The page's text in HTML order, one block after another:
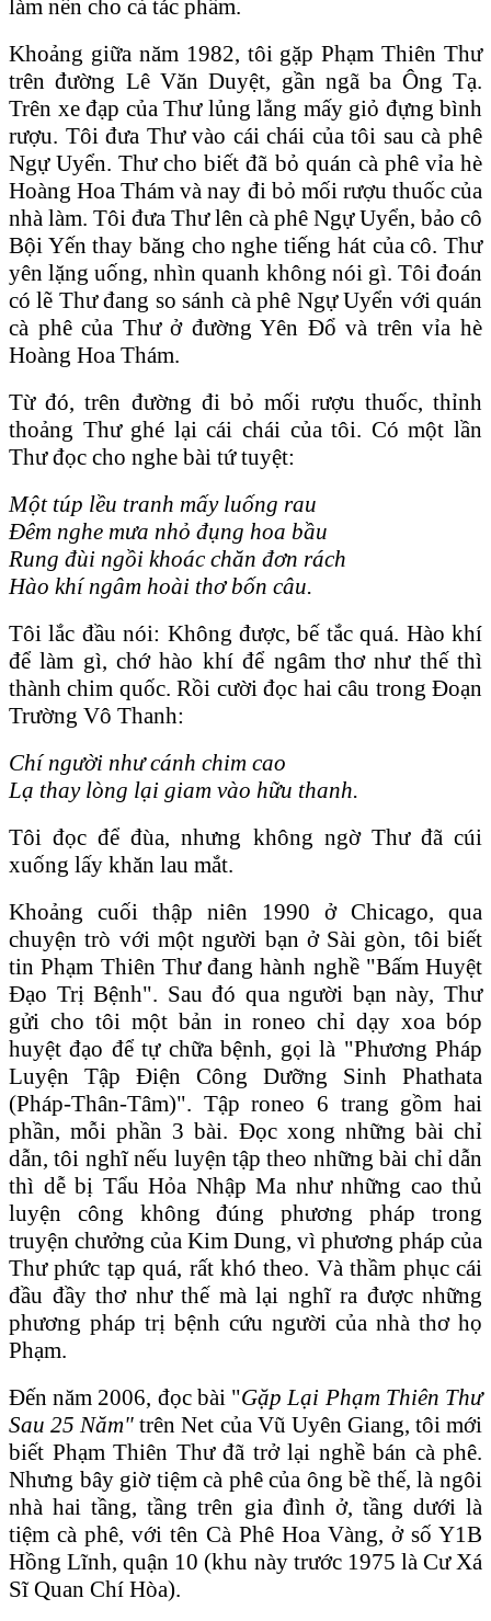
làm nền cho cả tác phẩm.
Khoảng giữa năm 1982, tôi gặp Phạm Thiên Thư
trên đường Lê Văn Duyệt, gần ngã ba Ông Tạ.
Trên xe đạp của Thư lủng lẳng mấy giỏ đựng bình
rượu. Tôi đưa Thư vào cái chái của tôi sau cà phê
Ngự Uyển. Thư cho biết đã bỏ quán cà phê vỉa hè
Hoàng Hoa Thám và nay đi bỏ mối rượu thuốc của
nhà làm. Tôi đưa Thư lên cà phê Ngự Uyển, bảo cô
Bội Yến thay băng cho nghe tiếng hát của cô. Thư
yên lặng uống, nhìn quanh không nói gì. Tôi đoán
có lẽ Thư đang so sánh cà phê Ngự Uyển với quán
cà phê của Thư ở đường Yên Đổ và trên vỉa hè
Hoàng Hoa Thám.
Từ đó, trên đường đi bỏ mối rượu thuốc, thỉnh
thoảng Thư ghé lại cái chái của tôi. Có một lần
Thư đọc cho nghe bài tứ tuyệt:
Một túp lều tranh mấy luống rau
Đêm nghe mưa nhỏ đụng hoa bầu
Rung đùi ngồi khoác chăn đơn rách
Hào khíngâm hoài thơ bốn câu.
Tôi lắc đầu nói: Không được, bế tắc quá. Hào khí
để làm gì, chớ hào khí để ngâm thơ như thế thì
thành chim quốc. Rồi cười đọc hai câu trong Đoạn
Trường Vô Thanh:
Chíngười như cánh chim cao
Lạ thay lòng lại giam vào hữu thanh.
Tôi đọc để đùa, nhưng không ngờ Thư đã cúi
xuống lấy khăn lau mắt.
Khoảng cuối thập niên 1990 ở Chicago, qua
chuyện trò với một người bạn ở Sài gòn, tôi biết
tin Phạm Thiên Thư đang hành nghề "Bấm Huyệt
Đạo Trị Bệnh". Sau đó qua người bạn này, Thư
gửi cho tôi một bản in roneo chỉ dạy xoa bóp
huyệt đạo để tự chữa bệnh, gọi là "Phương Pháp
Luyện Tập Điện Công Dưỡng Sinh Phathata
(Pháp-Thân-Tâm)". Tập roneo 6 trang gồm hai
phần, mỗi phần 3 bài. Đọc xong những bài chỉ
dẫn, tôi nghĩ nếu luyện tập theo những bài chỉ dẫn
thì dễ bị Tẩu Hỏa Nhập Ma như những cao thủ
luyện công không đúng phương pháp trong
truyện chưởng của Kim Dung, vì phương pháp của
Thư phức tạp quá, rất khó theo. Và thầm phục cái
đầu đầy thơ như thế mà lại nghĩ ra được những
phương pháp trị bệnh cứu người của nhà thơ họ
Phạm.
Đến năm 2006, đọc bài "Gặp Lại Phạm Thiên Thư
Sau 25 Năm"trên Net của Vũ Uyên Giang, tôi mới
biết Phạm Thiên Thư đã trở lại nghề bán cà phê.
Nhưng bây giờ tiệm cà phê của ông bề thế, là ngôi
nhà hai tầng, tầng trên gia đình ở, tầng dưới là
tiệm cà phê, với tên Cà Phê Hoa Vàng, ở số Y1B
Hồng Lĩnh, quận 10 (khu này trước 1975 là Cư Xá
Sĩ Quan Chí Hòa).